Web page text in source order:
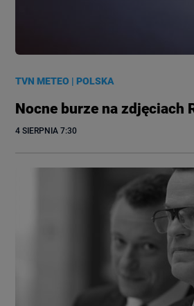
TVN METEO |POLSKA
Nocne burze na zdjęciach
4 SIERPNIA 7:30